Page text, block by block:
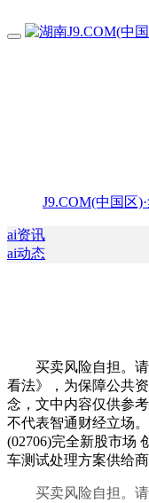
J9.COM(中国区
ai资讯
ai动态
买卖风险自担。请
看法》，为保障公共
念，文中内容仅供参
不代表智通财经立场
(02706)完全新股市场
车测试处理方案供给商
买卖风险自担。请